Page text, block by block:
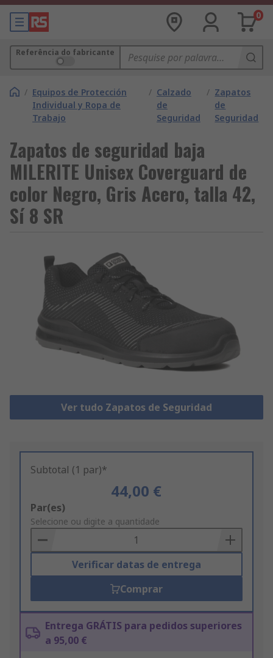
0
Referência do fabricante
/ Equipos de Protección
Individual y Ropa de
Trabajo
/ Calzado
de
Seguridad
/ Zapatos
de
Seguridad
Zapatos de seguridad baja
MILERITE Unisex Coverguard de
color Negro, Gris Acero, talla 42,
Sí 8 SR
Ver tudo Zapatos de Seguridad
Subtotal (1 par)*
44,00 €
Add
to
Basket
Par(es)
Selecione ou digite a quantidade
Verificar datas de entrega
Comprar
Entrega GRÁTIS para pedidos superiores
a 95,00 €